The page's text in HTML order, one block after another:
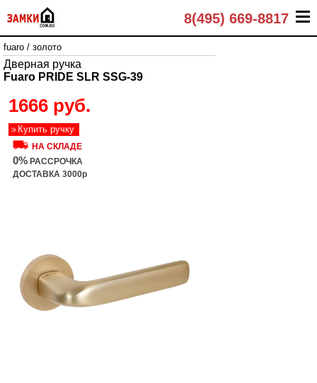
8(495) 669-8817
fuaro / золото
Дверная ручка
Fuaro PRIDE SLR SSG-39
1666 руб.
Купить ручку
НА СКЛАДЕ
0% РАССРОЧКА
ДОСТАВКА 3000р